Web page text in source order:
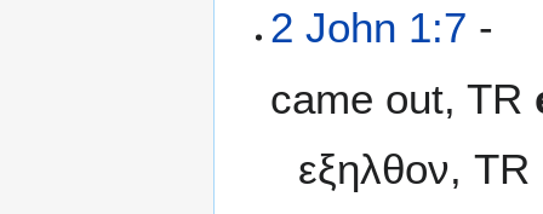
2 John 1:7 -
came out, TR
εξηλθον, TR